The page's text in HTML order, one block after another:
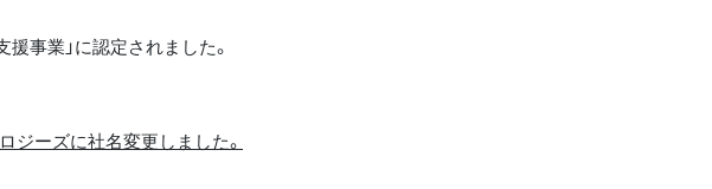
事業」に認定されました。
ジーズに社名変更しました。